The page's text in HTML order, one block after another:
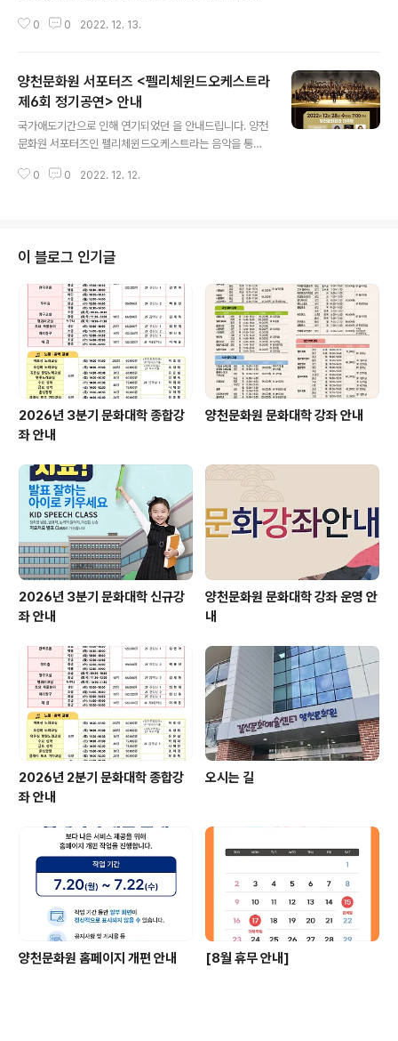
후원으로 개최되며 2022년 한 해를 열심히 살아온 여러분
따뜻한 연말이 될 것이오니 많은 관심 부탁드리며, 소중한
분들과 함께 발걸음 부탁드립니다. ■ 일시 : 2022년 12
월 22일 목요일 18 : 30~ ■ 장소 : 양천문화회관 대극장
(서울 양천구 목동서로 367) ■ 공연내용 : 한국가곡, 팝페
관람 / 당일 선착순 입장 ■ 문의 : 02-2651-530..
0 0 2022. 12. 13.
양천문화원 서포터즈 <펠리체윈드오케스트라
제6회 정기공연> 안내
국가애도기간으로 인해 연기되었던 을 안내드립니다. 양천
문화원 서포터즈인 펠리체윈드오케스트라는 음악을 통해
국·내외 초청공연을 통해 뜻 깊은 예술 활동을 이어나가고
일 오후 7시~ ■ 장소 : 양천문화회관 대극장 ■ 관람방법 :
무료관람 / 당일 선착순 입장
0 0 2022. 12. 12.
이 블로그 인기글
2026년 3분기 문화대학 종합강
좌 안내
양천문화원 문화대학 강좌 안내
2026년 3분기 문화대학 신규강
좌 안내
양천문화원 문화대학 강좌 운영 안
내
2026년 2분기 문화대학 종합강
좌 안내
오시는 길
양천문화원 홈페이지 개편 안내 [8월 휴무 안내]